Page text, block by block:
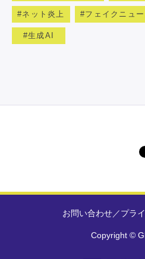
ネット炎上 フェイクニュー
生成AI
お問い合わせ／プラ
Copyright ©